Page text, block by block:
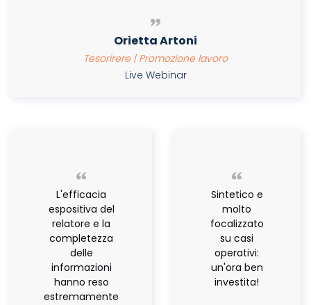
Orietta Artoni
Tesorirere | Promozione lavoro
Live Webinar
L'efficacia
espositiva del
relatore e la
completezza
delle
informazioni
hanno reso
estremamente
Sintetico e
molto
focalizzato
su casi
operativi:
un'ora ben
investita!